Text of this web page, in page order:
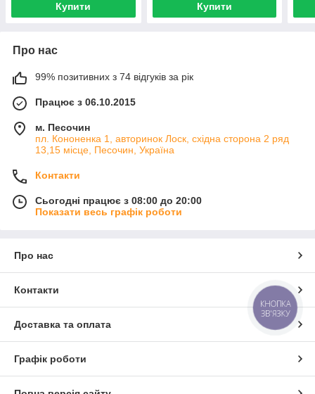
Купити Купити
Про нас
99% позитивних з 74 відгуків за рік
Працює з 06.10.2015
м. Песочин
пл. Кононенка 1, авторинок Лоск, східна сторона 2 ряд
13,15 місце, Песочин, Україна
Контакти
Сьогодні працює з 08:00 до 20:00
Показати весь графік роботи
Про нас
Контакти
Доставка та оплата
Графік роботи
КНОПКА
ЗВ'ЯЗКУ